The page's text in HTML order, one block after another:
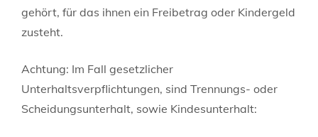
gehört, für das ihnen ein Freibetrag oder Kindergeld
zusteht.
Achtung: Im Fall gesetzlicher
Unterhaltsverpflichtungen, sind Trennungs- oder
Scheidungsunterhalt, sowie Kindesunterhalt: